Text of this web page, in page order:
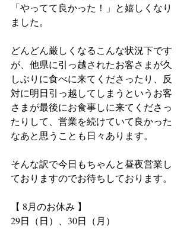
「やってて良かった！」と嬉しくなり
ました。
どんどん厳しくなるこんな状況下です
が、他県に引っ越されたお客さまが久
しぶりに食べに来てくださったり、反
対に明日引っ越してしまうというお客
さまが最後にお食事しに来てくださっ
たりして、営業を続けていて良かった
なあと思うことも日々あります。
そんな訳で今日もちゃんと昼夜営業し
ておりますのでお待ちしております。
【 8月のお休み 】
29日（日）、30日（月）